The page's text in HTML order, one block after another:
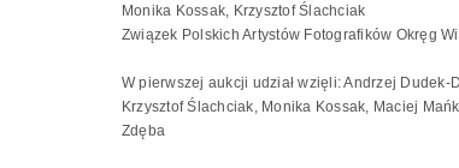
Monika Kossak, Krzysztof Ślachciak
Związek Polskich Artystów Fotografików Okręg
W pierwszej aukcji udział wzięli: Andrzej
Krzysztof Ślachciak, Monika Kossak, Maciej
Zdęba